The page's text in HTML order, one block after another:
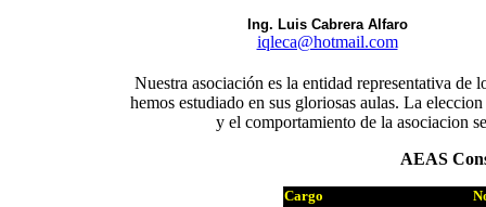
Ing. Luis Cabrera Alfaro
iqleca@hotmail.com
Nuestra asociación es la entidad representativa de
hemos estudiado en sus gloriosas aulas. La
y el comportamiento de la asociacion
AEAS
Cargo